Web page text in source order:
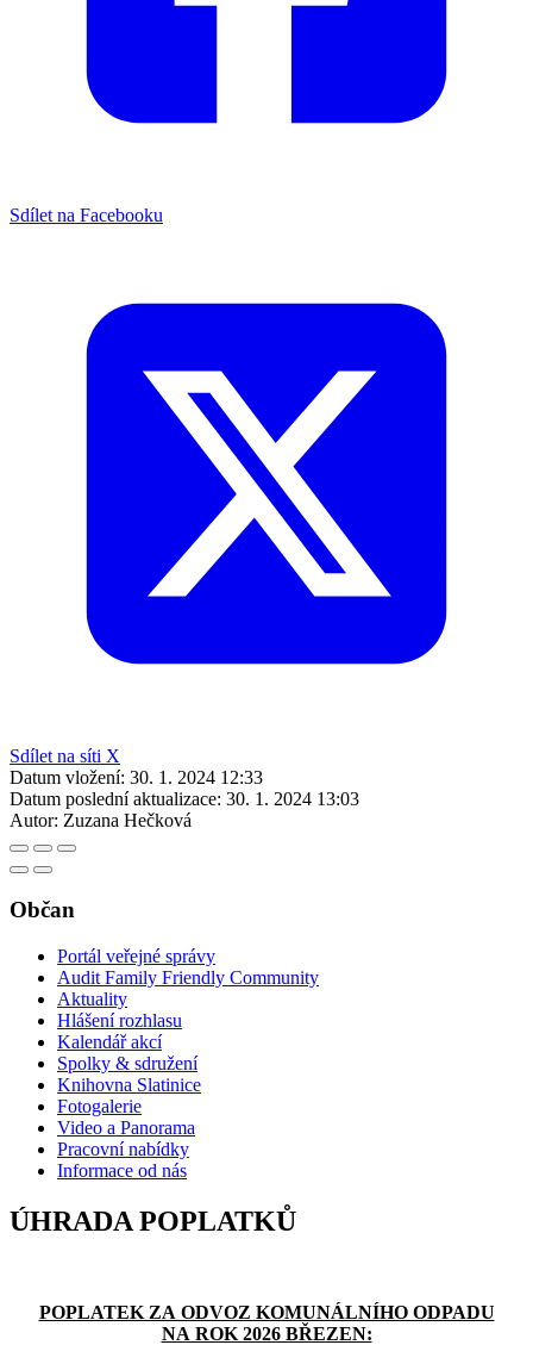
Sdílet na Facebooku
Sdílet na síti X
Datum vložení: 30. 1. 2024 12:33
Datum poslední aktualizace: 30. 1. 2024 13:03
Autor: Zuzana Hečková
Občan
Portál veřejné správy
Audit Family Friendly Community
Aktuality
Hlášení rozhlasu
Kalendář akcí
Spolky & sdružení
Knihovna Slatinice
Fotogalerie
Video a Panorama
Pracovní nabídky
Informace od nás
ÚHRADA POPLATKŮ
POPLATEK ZA ODVOZ KOMUNÁLNÍHO ODPADU
NA ROK 2026 BŘEZEN: